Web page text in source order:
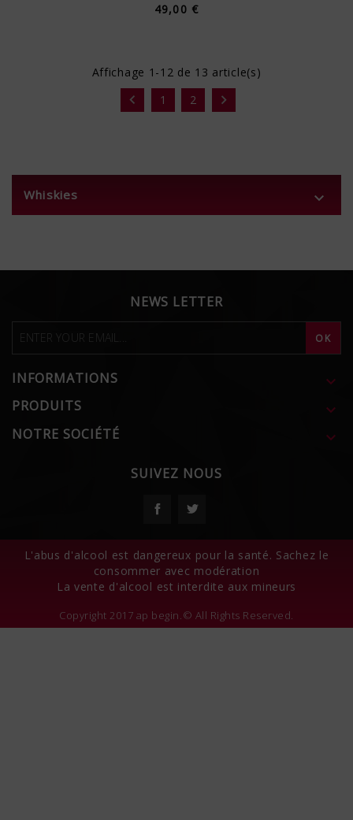
49,00 €
Affichage 1-12 de 13 article(s)
 1 2 
Whiskies 
NEWS LETTER
INFORMATIONS 
PRODUITS 
NOTRE SOCIÉTÉ 
SUIVEZ NOUS
Facebook
L'abus d'alcool est dangereux pour la santé. Sachez le
consommer avec modération
La vente d'alcool est interdite aux mineurs
Copyright 2017 ap begin.© All Rights Reserved.